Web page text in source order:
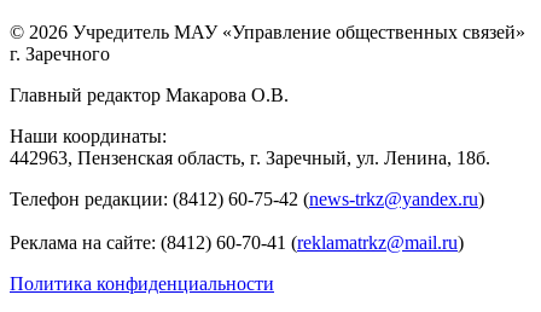
© 2026 Учредитель МАУ «Управление общественных связей»
г. Заречного
Главный редактор Макарова О.В.
Наши координаты:
442963, Пензенская область, г. Заречный, ул. Ленина, 18б.
Телефон редакции: (8412) 60-75-42 (news-trkz@yandex.ru)
Реклама на сайте: (8412) 60-70-41 (reklamatrkz@mail.ru)
Политика конфиденциальности